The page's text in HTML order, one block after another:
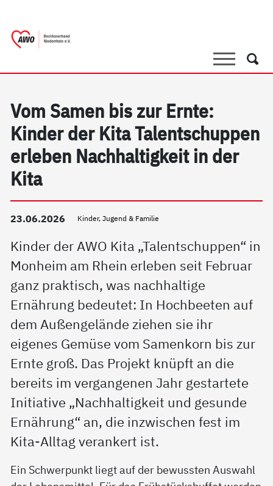
SucheSuche
Vom Samen bis zur Ernte:
Kinder der Kita Talentschuppen
erleben Nachhaltigkeit in der
Kita
23.06.2026 Kinder, Jugend & Familie
Kinder der AWO Kita „Talentschuppen“ in
Monheim am Rhein erleben seit Februar
ganz praktisch, was nachhaltige
Ernährung bedeutet: In Hochbeeten auf
dem Außengelände ziehen sie ihr
eigenes Gemüse vom Samenkorn bis zur
Ernte groß. Das Projekt knüpft an die
bereits im vergangenen Jahr gestartete
Initiative „Nachhaltigkeit und gesunde
Ernährung“ an, die inzwischen fest im
Kita-Alltag verankert ist.
Ein Schwerpunkt liegt auf der bewussten Auswahl